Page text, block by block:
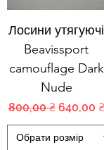
Лосини утягуючі
Beavissport
camouflage Dark
Nude
Обычная цена
800,00 ₴ Цена со
640,00 ₴